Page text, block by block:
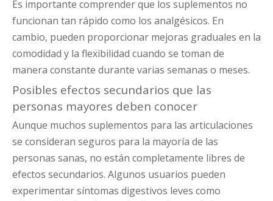
Es importante comprender que los suplementos no
funcionan tan rápido como los analgésicos. En
cambio, pueden proporcionar mejoras graduales en la
comodidad y la flexibilidad cuando se toman de
manera constante durante varias semanas o meses.
Posibles efectos secundarios que las
personas mayores deben conocer
Aunque muchos suplementos para las articulaciones
se consideran seguros para la mayoría de las
personas sanas, no están completamente libres de
efectos secundarios. Algunos usuarios pueden
experimentar síntomas digestivos leves como